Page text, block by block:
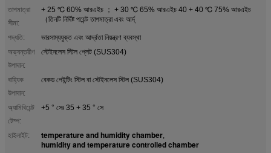
তাপমাত্রা
সীমা:
+ 25 ℃ 60% আরএইচ ； + 30 ℃ 65% আরএইচ 40 + 40 ℃ 75% আরএইচ
（তিনটি নির্দিষ্ট পয়েন্ট তাপমাত্রা এবং আর্দ্
পদ্ধতি:
ভারসাম্যযুক্ত এবং আর্দ্রতা নিয়ন্ত্রণ ব্যবস্থা
অভ্যন্তরীণ
উপাদান:
স্টেইনলেস স্টিল প্লেট (SUS304)
বাহ্যিক
উপাদান:
বেকড পেইন্টিং স্টিল বা স্টেইনলেস স্টিল (SUS304)
অ্যামিবিয়েন্ট
টেম্প:
+5 ° সেঃ 35 + 35 ° সে
হাইলাইট: temperature and humidity chamber,
humidity and temperature controlled chamber